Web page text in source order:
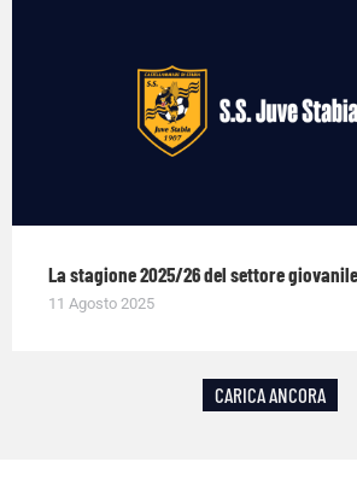
La stagione 2025/26 del settore
11 Agosto 2025
CARICA ANCORA